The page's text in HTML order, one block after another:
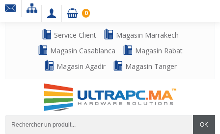
Service Client
Magasin Marrakech
Magasin Casablanca
Magasin Rabat
Magasin Agadir
Magasin Tanger
OK
0